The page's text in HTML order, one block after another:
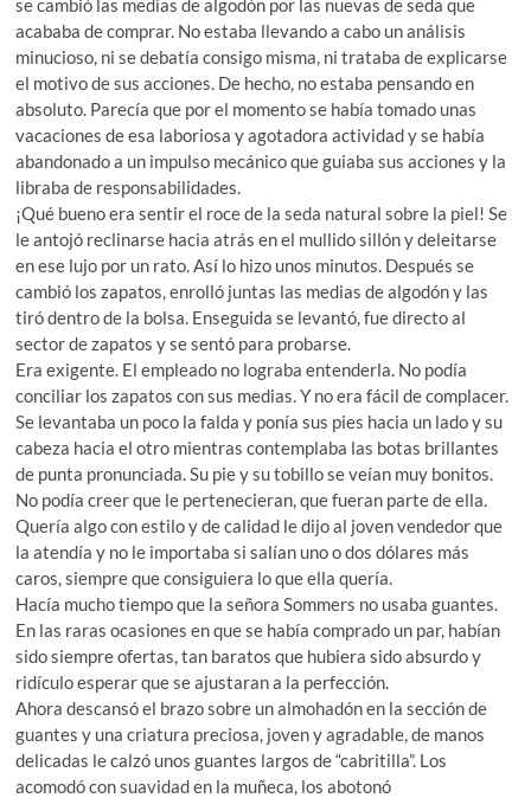
se cambió las medias de algodón por las nuevas de seda que
acababa de comprar. No estaba llevando a cabo un análisis
minucioso, ni se debatía consigo misma, ni trataba de explicarse
el motivo de sus acciones. De hecho, no estaba pensando en
absoluto. Parecía que por el momento se había tomado unas
vacaciones de esa laboriosa y agotadora actividad y se había
abandonado a un impulso mecánico que guiaba sus acciones y la
libraba de responsabilidades.
¡Qué bueno era sentir el roce de la seda natural sobre la piel! Se
le antojó reclinarse hacia atrás en el mullido sillón y deleitarse
en ese lujo por un rato. Así lo hizo unos minutos. Después se
cambió los zapatos, enrolló juntas las medias de algodón y las
tiró dentro de la bolsa. Enseguida se levantó, fue directo al
sector de zapatos y se sentó para probarse.
Era exigente. El empleado no lograba entenderla. No podía
conciliar los zapatos con sus medias. Y no era fácil de complacer.
Se levantaba un poco la falda y ponía sus pies hacia un lado y su
cabeza hacia el otro mientras contemplaba las botas brillantes
de punta pronunciada. Su pie y su tobillo se veían muy bonitos.
No podía creer que le pertenecieran, que fueran parte de ella.
Quería algo con estilo y de calidad le dijo al joven vendedor que
la atendía y no le importaba si salían uno o dos dólares más
caros, siempre que consiguiera lo que ella quería.
Hacía mucho tiempo que la señora Sommers no usaba guantes.
En las raras ocasiones en que se había comprado un par, habían
sido siempre ofertas, tan baratos que hubiera sido absurdo y
ridículo esperar que se ajustaran a la perfección.
Ahora descansó el brazo sobre un almohadón en la sección de
guantes y una criatura preciosa, joven y agradable, de manos
delicadas le calzó unos guantes largos de “cabritilla”. Los
acomodó con suavidad en la muñeca, los abotonó